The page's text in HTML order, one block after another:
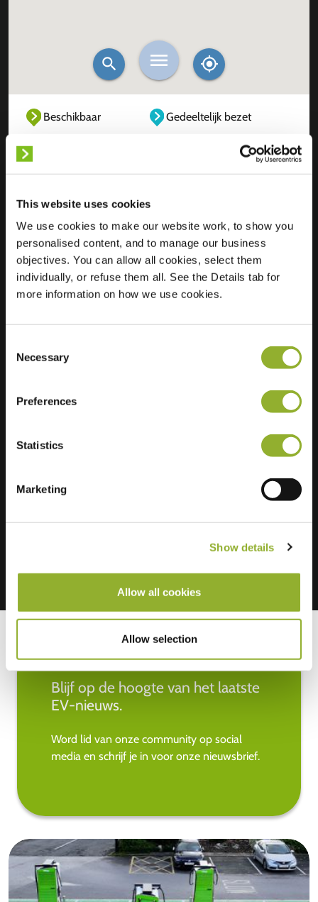
This website uses cookies
We use cookies to make our website work, to show you
personalised content, and to manage our business
objectives. You can allow all cookies, select them
individually, or refuse them all. See the Details tab for
more information on how we use cookies.
Selection
Necessary
Preferences
Statistics
Marketing
Show details
Allow all cookies
Allow selection
Beschikbaar
Gedeeltelijk bezet
Locatie
Heemskerklaan 125
8072 AC Nunspeet
Nederland
Regular Charging
Extra informatie
Blijf op de hoogte van het laatste
EV-nieuws.
Word lid van onze community op social
media en schrijf je in voor onze nieuwsbrief.